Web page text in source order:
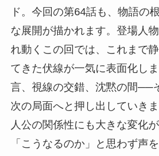
ド。今回の第64話も、物語の
な展開が描かれます。登場人
れ動くこの回では、これまで
てきた伏線が一気に表面化し
言、視線の交錯、沈黙の間──
次の局面へと押し出していき
人公の関係性にも大きな変化
「こうなるのか」と思わず声